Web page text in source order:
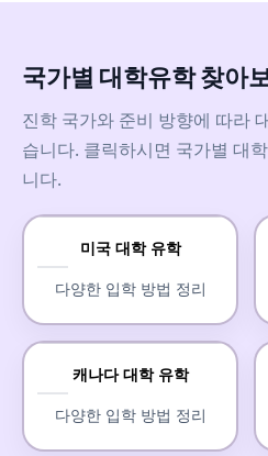
국가별 대학유학 찾아
진학 국가와 준비 방향에 따라
습니다. 클릭하시면 국가별 대
니다.
미국 대학 유학
다양한 입학 방법 정리
캐나다 대학 유학
다양한 입학 방법 정리